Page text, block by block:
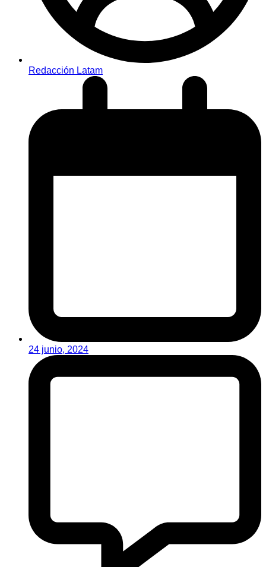
Redacción Latam
24 junio, 2024